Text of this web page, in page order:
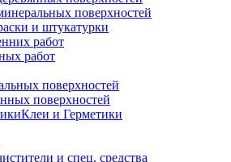
поверхностей
и штукатурки
работ
работ
поверхностей
поверхностей
Клеи и Герметики
и спец. средства